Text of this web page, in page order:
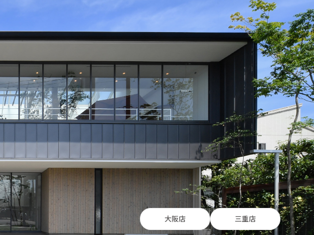
大阪店 三重店